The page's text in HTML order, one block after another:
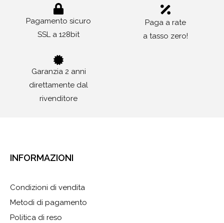
Pagamento sicuro
SSL a 128bit
Paga a rate
a tasso zero!
Garanzia 2 anni
direttamente dal
rivenditore
INFORMAZIONI
Condizioni di vendita
Metodi di pagamento
Politica di reso